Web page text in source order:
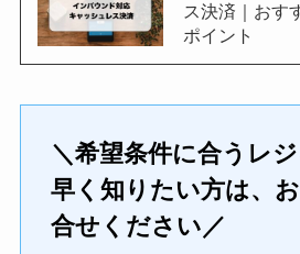
ス決済｜おす
ポイント
＼希望条件に合うレ
早く知りたい方は、
合せください／